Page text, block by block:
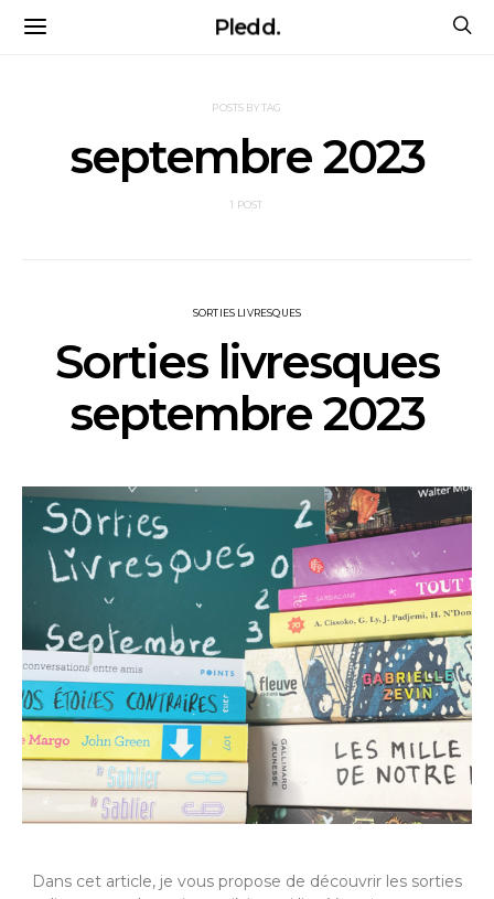
Pledd.
POSTS BY TAG
septembre 2023
1 POST
SORTIES LIVRESQUES
Sorties livresques
septembre 2023
Dans cet article, je vous propose de découvrir les sorties